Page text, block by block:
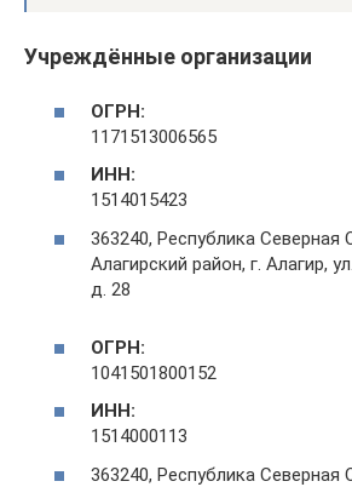
Учреждённые организации
ОГРН:
1171513006565
ИНН:
1514015423
363240, Республика Северная
Алагирский район, г. Алагир,
д. 28
ОГРН:
1041501800152
ИНН:
1514000113
363240, Республика Северная